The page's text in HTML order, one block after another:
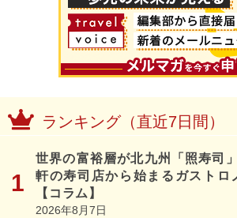
ランキング（直近7日間）
世界の富裕層が北九州「照寿司
軒の寿司店から始まるガストロ
【コラム】
2026年8月7日